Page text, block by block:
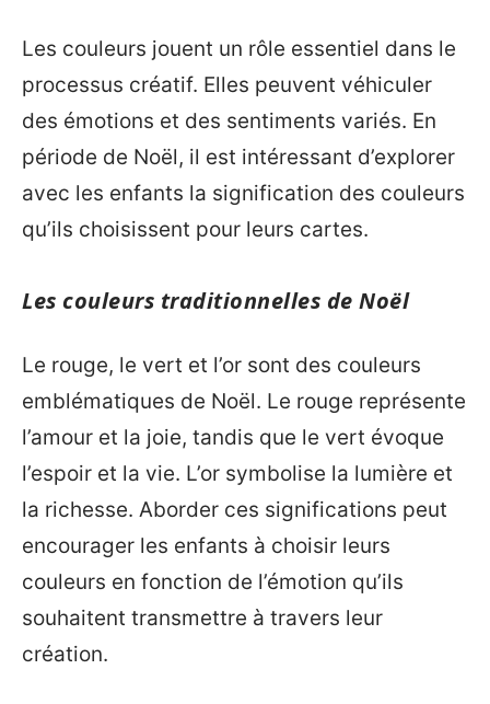
Les couleurs jouent un rôle essentiel dans le
processus créatif. Elles peuvent véhiculer
des émotions et des sentiments variés. En
période de Noël, il est intéressant d’explorer
avec les enfants la signification des couleurs
qu’ils choisissent pour leurs cartes.
Les couleurs traditionnelles de Noël
Le rouge, le vert et l’or sont des couleurs
emblématiques de Noël. Le rouge représente
l’amour et la joie, tandis que le vert évoque
l’espoir et la vie. L’or symbolise la lumière et
la richesse. Aborder ces significations peut
encourager les enfants à choisir leurs
couleurs en fonction de l’émotion qu’ils
souhaitent transmettre à travers leur
création.